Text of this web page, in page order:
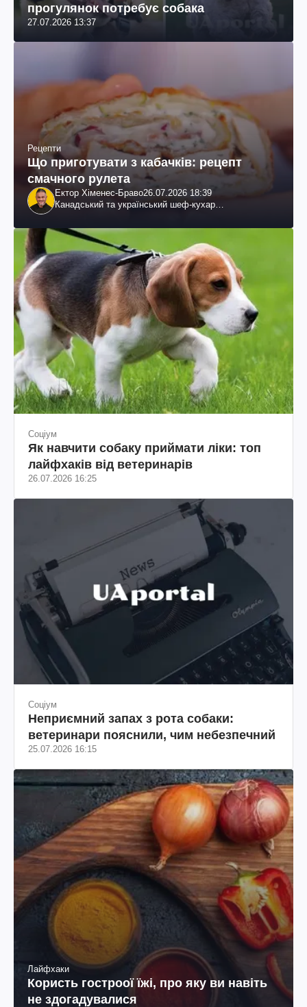
прогулянок потребує собака
27.07.2026 13:37
Рецепти
Що приготувати з кабачків: рецепт
смачного рулета
Ектор Хіменес-Браво26.07.2026 18:39
Канадський та український шеф-кухар
Соціум
Як навчити собаку приймати ліки: топ
лайфхаків від ветеринарів
26.07.2026 16:25
Соціум
Неприємний запах з рота собаки:
ветеринари пояснили, чим небезпечний
25.07.2026 16:15
Лайфхаки
Користь гостроої їжі, про яку ви навіть
не здогадувалися